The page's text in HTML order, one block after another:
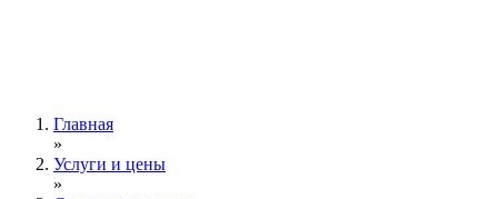
Главная
»
Услуги и цены
»